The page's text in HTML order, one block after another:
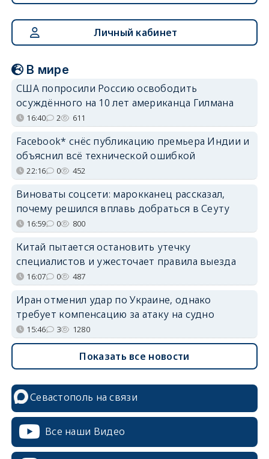
Личный кабинет
В мире
США попросили Россию освободить
осуждённого на 10 лет американца Гилмана
16:40 2 611
Facebook* снёс публикацию премьера Индии и
объяснил всё технической ошибкой
22:16 0 452
Виноваты соцсети: марокканец рассказал,
почему решился вплавь добраться в Сеуту
16:59 0 800
Китай пытается остановить утечку
специалистов и ужесточает правила выезда
16:07 0 487
Иран отменил удар по Украине, однако
требует компенсацию за атаку на судно
15:46 3 1280
Показать все новости
Севастополь на связи
Все наши Видео